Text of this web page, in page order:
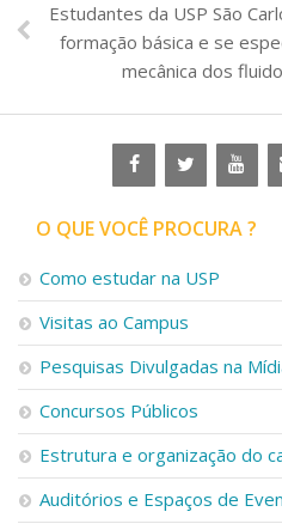
Estudantes da USP São
formação básica e se
mecânica dos
O QUE VOCÊ PROCURA ?
Como estudar na USP
Visitas ao Campus
Pesquisas Divulgadas na
Concursos Públicos
Estrutura e organização do
Auditórios e Espaços de